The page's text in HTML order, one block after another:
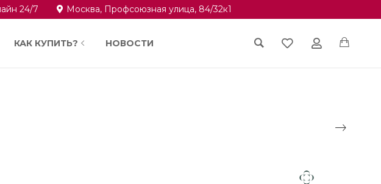
24/7 Москва, Профсоюзная улица, 84/32к1
КАК КУПИТЬ? НОВОСТИ